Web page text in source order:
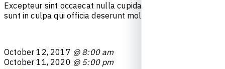
Excepteur sint occaecat nulla cupida
sunt in culpa qui officia deserunt mol
Octo ber 1 2, 2017 @ 8:00 am
Octo ber 11, 2020 @ 5:00 pm